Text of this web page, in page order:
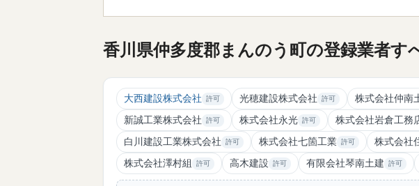
香川県仲多度郡まんのう町の登録業者す
大西建設株式会社 許可 光穂建設株式会社 許可 株式会社仲南
新誠工業株式会社 許可 株式会社永光 許可 株式会社岩倉工務
白川建設工業株式会社 許可 株式会社七箇工業 許可 株式会社
株式会社澤村組 許可 高木建設 許可 有限会社琴南土建 許可